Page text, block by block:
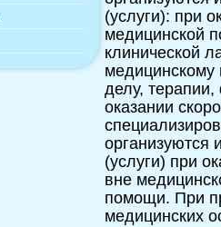
(услуги): при
медицинской
клинической
медицинскому
делу,
оказании
(услуги) при
вне
помощи. При
медицинских